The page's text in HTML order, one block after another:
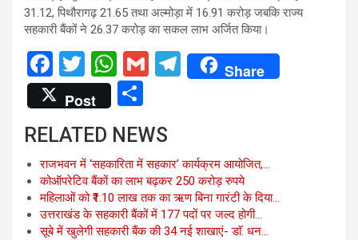
31.12, पिथौरागढ़ 21.65 तथा अल्मोड़ा में 16.91 करोड़ जबकि राज्य
सहकारी बैंकों ने 26.37 करोड़ का सकल लाभ अर्जित किया।
F
a
ce
b
o
o
k
T
wi
tt
er
W
h
at
s
A
p
p
G
T
a
m
Share
Post
h
ar
e
RELATED NEWS
राजभवन में ‘सहकारिता में सहकार’ कार्यक्रम आयोजित,…
कोऑपरेटिव बैंकों का लाभ बढ़कर 250 करोड़ रुपये
महिलाओं को ₹1.10 लाख तक का ऋण बिना गारंटी के दिया…
उत्तराखंड के सहकारी बैंकों में 177 पदों पर जल्द होगी…
सूबे में खुलेगी सहकारी बैंक की 34 नई शाखाएं- डाॅ. धन…